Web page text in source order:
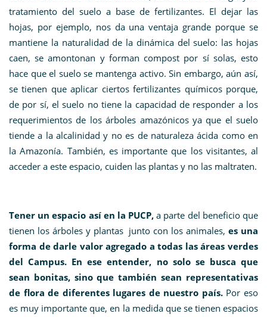
tratamiento del suelo a base de fertilizantes. El dejar las
hojas, por ejemplo, nos da una ventaja grande porque se
mantiene la naturalidad de la dinámica del suelo: las hojas
caen, se amontonan y forman compost por sí solas, esto
hace que el suelo se mantenga activo. Sin embargo, aún así,
se tienen que aplicar ciertos fertilizantes químicos porque,
de por sí, el suelo no tiene la capacidad de responder a los
requerimientos de los árboles amazónicos ya que el suelo
tiende a la alcalinidad y no es de naturaleza ácida como en
la Amazonía. También, es importante que los visitantes, al
acceder a este espacio, cuiden las plantas y no las maltraten.
Tener un espacio así en la PUCP,a parte del beneficio que
tienen los árboles y plantas junto con los animales,es una
forma de darle valor agregado a todas las áreas verdes
del Campus. En ese entender, no solo se busca que
sean bonitas, sino que también sean representativas
de flora de diferentes lugares de nuestro país.Por eso
es muy importante que, en la medida que se tienen espacios